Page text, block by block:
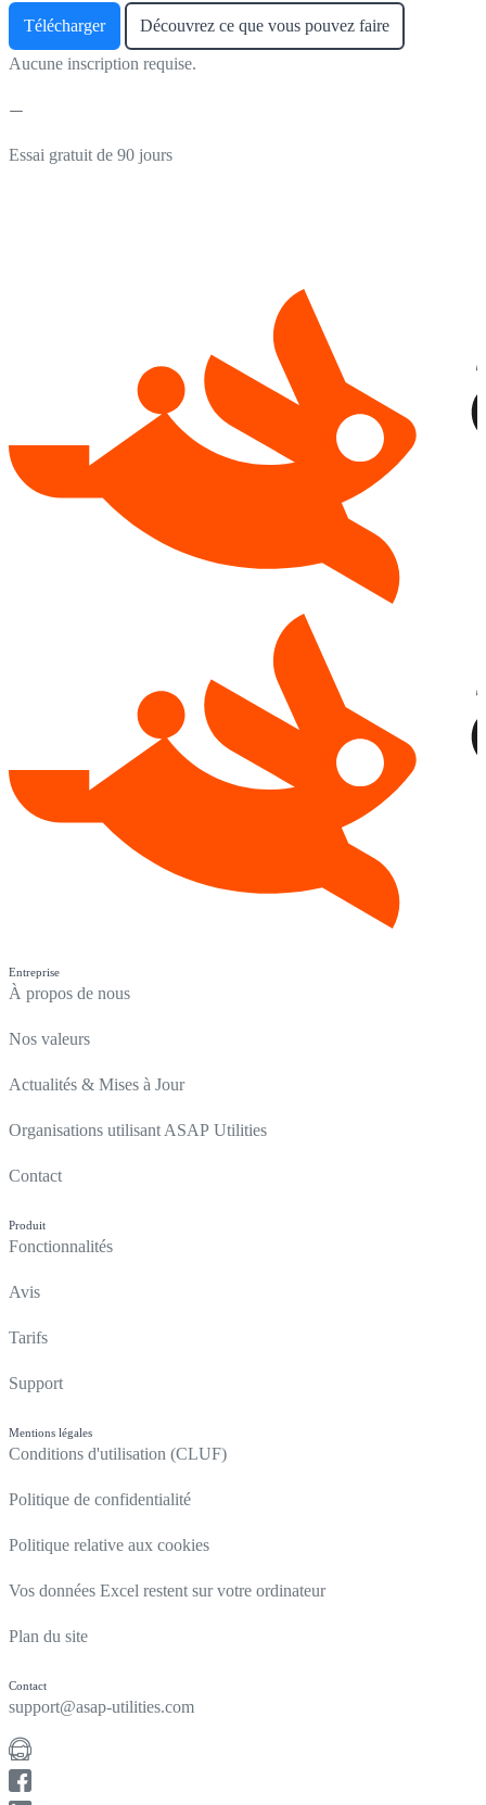
Télécharger Découvrez ce que vous pouvez faire
Aucune inscription requise.
Essai gratuit de 90 jours
Entreprise
À propos de nous
Nos valeurs
Actualités & Mises à Jour
Organisations utilisant ASAP Utilities
Contact
Produit
Fonctionnalités
Avis
Tarifs
Support
Mentions légales
Conditions d'utilisation (CLUF)
Politique de confidentialité
Politique relative aux cookies
Vos données Excel restent sur votre ordinateur
Plan du site
Contact
support@asap-utilities.com